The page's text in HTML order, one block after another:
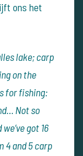
ons het
lake; carp
on the
for fishing:
Not so
got 16
4 and 5 carp